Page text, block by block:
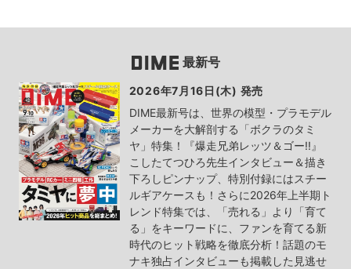
最新号
2026年7月16日(木) 発売
DIME最新号は、世界の模型・プラモデル
メーカーを大解剖する「ボクラのタミ
ヤ」特集！『爆走兄弟レッツ＆ゴー!!』
こしたてつひろ先生インタビュー＆描き
下ろしピンナップ、特別付録にはスチー
ルギアケースも！さらに2026年上半期ト
レンド特集では、「売れる」より「育て
る」をキーワードに、ファンを育てる新
時代のヒット戦略を徹底分析！話題のモ
ナキ独占インタビューも掲載した見逃せ